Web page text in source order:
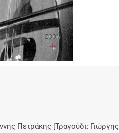
ZOOM
Πετράκης [Τραγούδι: Γιώργης